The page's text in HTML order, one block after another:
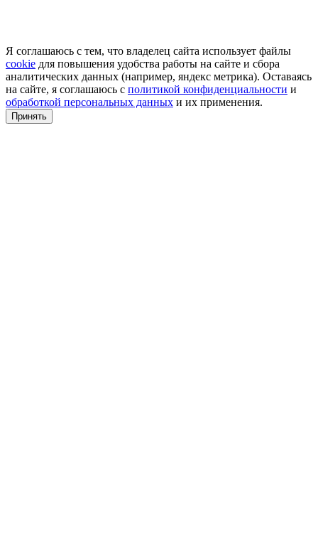
Я соглашаюсь с тем, что владелец сайта использует файлы
cookie для повышения удобства работы на сайте и сбора
аналитических данных (например, яндекс метрика). Оставаясь
на сайте, я соглашаюсь с политикой конфиденциальности и
обработкой персональных данных и их применения.
Принять